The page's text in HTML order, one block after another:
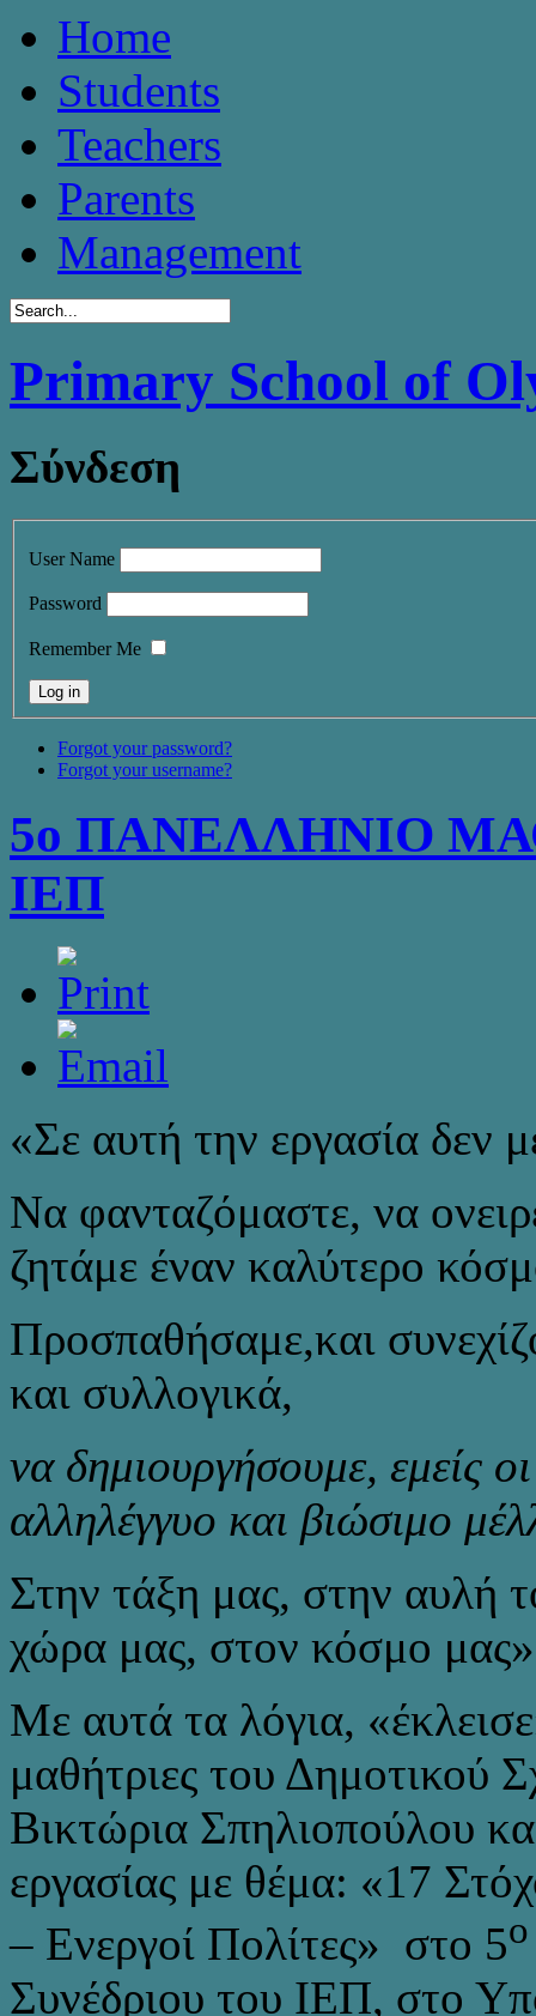
Home
Students
Teachers
Parents
Management
Primary School of
Σύνδεση
User Name
Password
Remember Me
Forgot your password?
Forgot your username?
5ο ΠΑΝΕΛΛΗΝΙΟ
ΙΕΠ
«Σε αυτή την εργασία δεν
Να φανταζόμαστε, να
ζητάμε έναν καλύτερο
Προσπαθήσαμε,και
και συλλογικά,
να δημιουργήσουμε, εμείς
αλληλέγγυο και βιώσιμο
Στην τάξη μας, στην αυλή
χώρα μας, στον κόσμο
Με αυτά τα λόγια,
μαθήτριες του Δημοτικού
Βικτώρια Σπηλιοπούλου
εργασίας με θέμα: «17
– Ενεργοί Πολίτες» στο 5ο
Συνέδριου του ΙΕΠ, στο